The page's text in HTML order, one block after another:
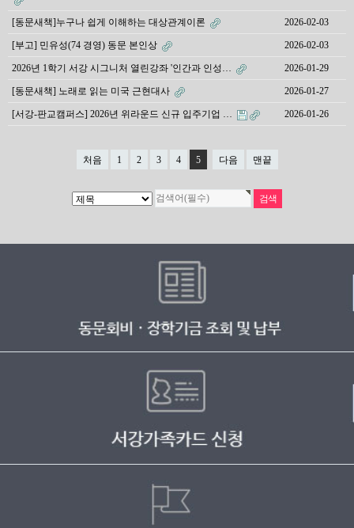
[동문새책]누구나 쉽게 이해하는 대상관계이론 2026-02-03
[부고] 민유성(74 경영) 동문 본인상 2026-02-03
2026년 1학기 서강 시그니처 열린강좌 '인간과 인성… 2026-01-29
[동문새책] 노래로 읽는 미국 근현대사 2026-01-27
[서강-판교캠퍼스] 2026년 위라운드 신규 입주기업 … 2026-01-26
처음 1 2 3 4 5 다음 맨끝